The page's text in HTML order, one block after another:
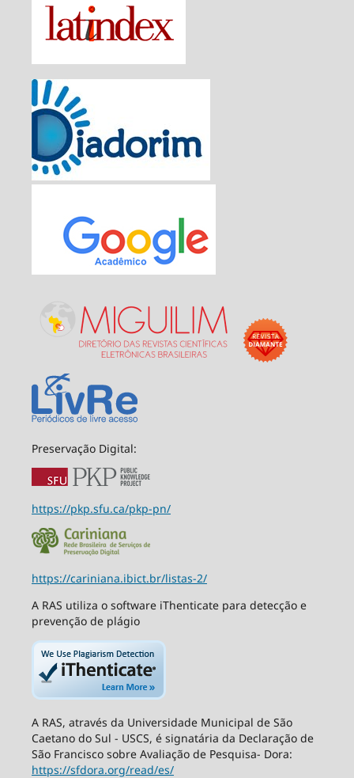
Preservação Digital:
https://pkp.sfu.ca/pkp-pn/
https://cariniana.ibict.br/listas-2/
A RAS utiliza o software iThenticate para detecção e
prevenção de plágio
A RAS, através da Universidade Municipal de São
Caetano do Sul - USCS, é signatária da Declaração de
São Francisco sobre Avaliação de Pesquisa- Dora:
https://sfdora.org/read/es/